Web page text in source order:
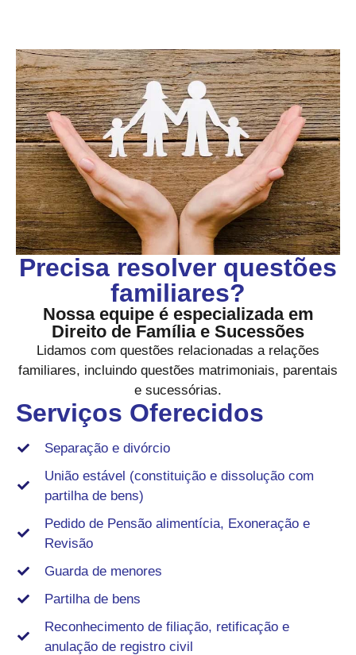
Precisa resolver questões
familiares?
Nossa equipe é especializada em
Direito de Família e Sucessões
Lidamos com questões relacionadas a relações
familiares, incluindo questões matrimoniais, parentais
e sucessórias.
Serviços Oferecidos
Separação e divórcio
União estável (constituição e dissolução com
partilha de bens)
Pedido de Pensão alimentícia, Exoneração e
Revisão
Guarda de menores
Partilha de bens
Reconhecimento de filiação, retificação e
anulação de registro civil